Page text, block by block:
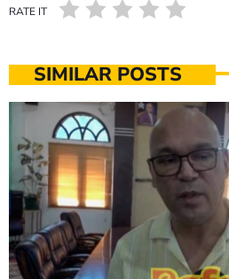
RATE IT
SIMILAR POSTS